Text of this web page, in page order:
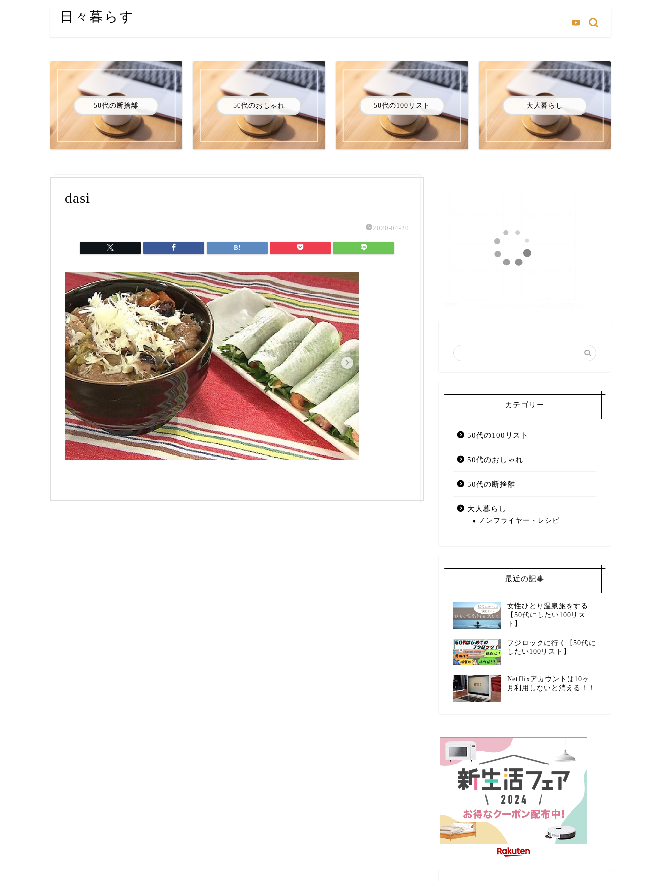
日々暮らす
50代の断捨離 50代のおしゃれ 50代の100リスト 大人暮らし
dasi
2020-04-20
カテゴリー
50代の100リスト
50代のおしゃれ
50代の断捨離
大人暮らし
ノンフライヤー・レシピ
最近の記事
女性ひとり温泉旅をする
【50代にしたい100リス
ト】
フジロックに行く【50代に
したい100リスト】
Netflixアカウントは10ヶ
月利用しないと消える！！